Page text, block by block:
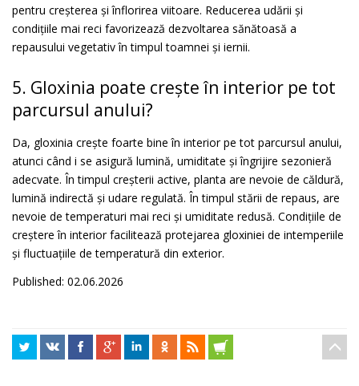
pentru creșterea și înflorirea viitoare. Reducerea udării și
condițiile mai reci favorizează dezvoltarea sănătoasă a
repausului vegetativ în timpul toamnei și iernii.
5. Gloxinia poate crește în interior pe tot
parcursul anului?
Da, gloxinia crește foarte bine în interior pe tot parcursul anului,
atunci când i se asigură lumină, umiditate și îngrijire sezonieră
adecvate. În timpul creșterii active, planta are nevoie de căldură,
lumină indirectă și udare regulată. În timpul stării de repaus, are
nevoie de temperaturi mai reci și umiditate redusă. Condițiile de
creștere în interior facilitează protejarea gloxiniei de intemperiile
și fluctuațiile de temperatură din exterior.
Published: 02.06.2026